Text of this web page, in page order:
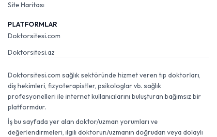
Site Haritası
PLATFORMLAR
Doktorsitesi.com
Doktorsitesi.az
Doktorsitesi.com sağlık sektöründe hizmet veren tıp doktorları,
diş hekimleri, fizyoterapistler, psikologlar vb. sağlık
profesyonelleri ile internet kullanıcılarını buluşturan bağımsız bir
platformdur.
İş bu sayfada yer alan doktor/uzman yorumları ve
değerlendirmeleri, ilgili doktorun/uzmanın doğrudan veya dolaylı